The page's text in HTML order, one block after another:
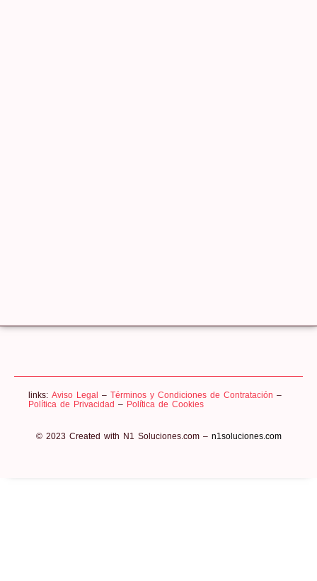
links: Aviso Legal – Términos y Condiciones de Contratación –
Política de Privacidad – Política de Cookies
© 2023 Created with N1 Soluciones.com – n1soluciones.com